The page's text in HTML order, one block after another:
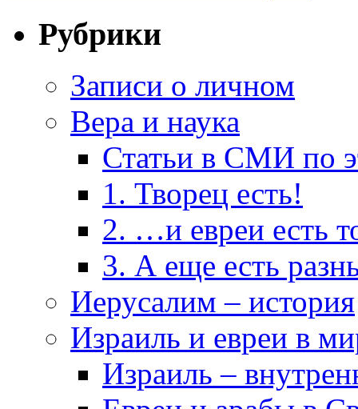
Рубрики
Записи о личном
Вера и наука
Статьи в СМИ по
1. Творец есть!
2. …и евреи есть
3. А еще есть
Иерусалим – история
Израиль и евреи в
Израиль –